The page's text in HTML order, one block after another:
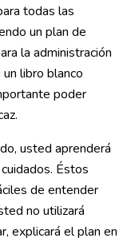
todas las
un plan de
la administración
libro blanco
poder
usted aprenderá
Éstos
de entender
no utilizará
explicará el plan en